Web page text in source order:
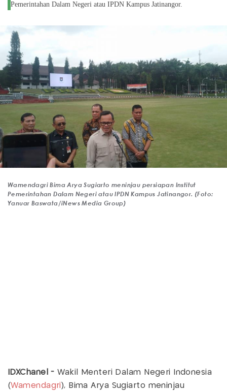
Pemerintahan Dalam Negeri atau IPDN Kampus Jatinangor.
Wamendagri Bima Arya Sugiarto meninjau persiapan Institut
Pemerintahan Dalam Negeri atau IPDN Kampus Jatinangor. (Foto:
Yanuar Baswata/iNews Media Group)
IDXChanel - Wakil Menteri Dalam Negeri Indonesia
(Wamendagri), Bima Arya Sugiarto meninjau